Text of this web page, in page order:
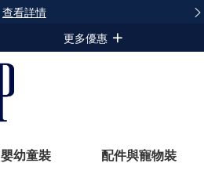
查看詳情
更多優惠
嬰幼童裝 配件與寵物裝